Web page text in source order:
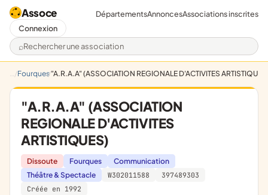
Assoce
Rechercher une association
DépartementsAnnoncesAssociations inscrites
Connexion
Fourques"A.R.A.A" (ASSOCIATION REGIONALE D'ACTIVITES
"A.R.A.A" (ASSOCIATION
REGIONALE D'ACTIVITES
ARTISTIQUES)
Dissoute Fourques
Communication
Théâtre & Spectacle
W302011588
397489303
Créée en 1992